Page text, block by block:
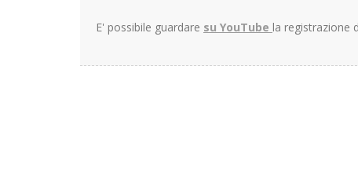
E' possibile guardare su YouTube la registrazione